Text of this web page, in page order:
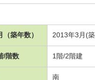
（築年数） 2013年3月(
/階数 1階/2階建
南